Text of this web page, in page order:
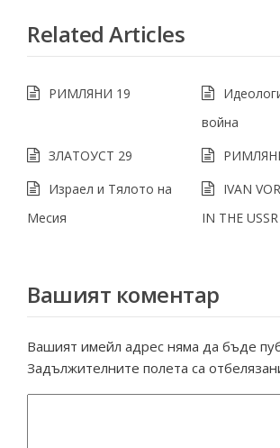
Related Articles
РИМЛЯНИ 19
война
ЗЛАТОУСТ 29
Израел и Тялото на
Месия
IVAN
IN THE USSR
Вашият коментар
Вашият имейл адрес няма да бъде
Задължителните полета са